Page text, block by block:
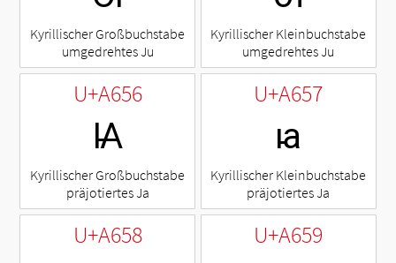
Kyrillischer Großbuchstabe
umgedrehtes Ju
Kyrillischer Kleinbuchstabe
umgedrehtes Ju
U+A656
Ꙗ
Kyrillischer Großbuchstabe
präjotiertes Ja
U+A657
ꙗ
Kyrillischer Kleinbuchstabe
präjotiertes Ja
U+A658 U+A659